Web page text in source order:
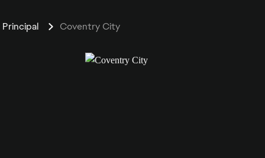
Principal Coventry City